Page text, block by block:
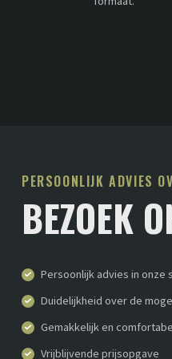
PERSOONLIJK ADVIES
BEZOEK
Persoonlijk advies in onze
Duidelijkheid over de
Gemakkelijk en
Vrijblijvende prijsopgave